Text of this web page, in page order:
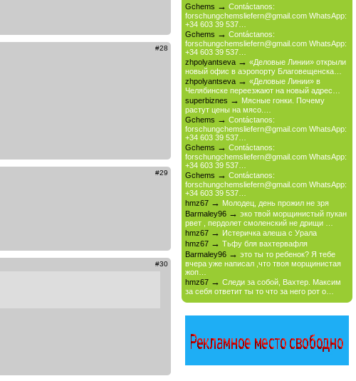
#28
#29
#30
Gchems → Contáctanos:
forschungchemsliefern@gmail.com WhatsApp:
+34 603 39 537…
Gchems → Contáctanos:
forschungchemsliefern@gmail.com WhatsApp:
+34 603 39 537…
zhpolyantseva → «Деловые Линии» открыли
новый офис в аэропорту Благовещенска…
zhpolyantseva → «Деловые Линии» в
Челябинске переезжают на новый адрес…
superbiznes → Мясные гонки. Почему
растут цены на мясо.…
Gchems → Contáctanos:
forschungchemsliefern@gmail.com WhatsApp:
+34 603 39 537…
Gchems → Contáctanos:
forschungchemsliefern@gmail.com WhatsApp:
+34 603 39 537…
Gchems → Contáctanos:
forschungchemsliefern@gmail.com WhatsApp:
+34 603 39 537…
hmz67 → Молодец, день прожил не зря
Barmaley96 → эко твой морщинистый пукан
рвет , пердолет смоленский не дрищи …
hmz67 → Истеричка алеша с Урала
hmz67 → Тьфу бля вахтервафля
Barmaley96 → это ты то ребенок? Я тебе
вчера уже написал ,что твоя морщинистая
жоп…
hmz67 → Следи за собой, Вахтер. Максим
за себя ответит ты то что за него рот о…